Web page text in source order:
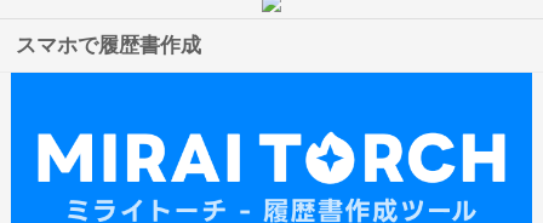
スマホで履歴書作成